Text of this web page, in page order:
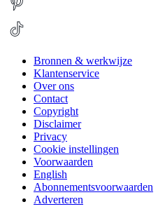
Bronnen & werkwijze
Klantenservice
Over ons
Contact
Copyright
Disclaimer
Privacy
Cookie instellingen
Voorwaarden
English
Abonnementsvoorwaarden
Adverteren